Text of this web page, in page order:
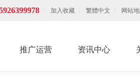
加入收藏 繁體中文 网站
推广运营 资讯中心